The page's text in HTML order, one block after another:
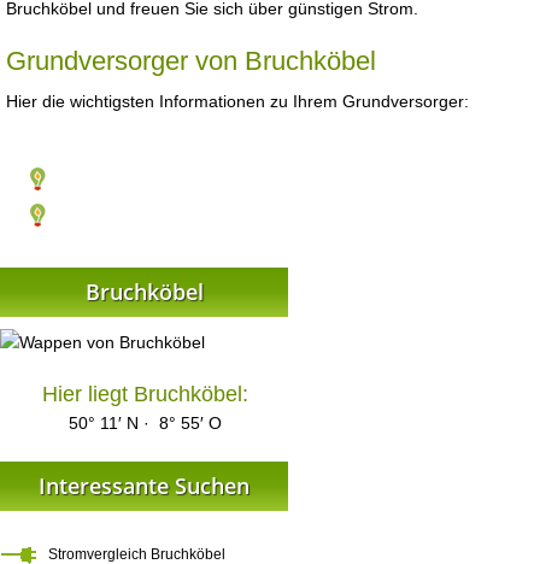
Bruchköbel und freuen Sie sich über günstigen Strom.
Grundversorger von Bruchköbel
Hier die wichtigsten Informationen zu Ihrem Grundversorger:
Bruchköbel
Hier liegt Bruchköbel:
50° 11′ N · 8° 55′ O
Interessante Suchen
Stromvergleich Bruchköbel